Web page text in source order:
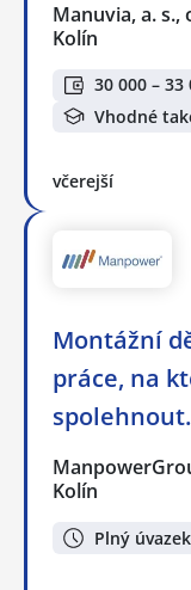
Manuvia, a.
Kolín
30 000 – 33
Vhodné
včerejší
Montážní
práce, na
spolehnout.
Kolín
Plný úvazek